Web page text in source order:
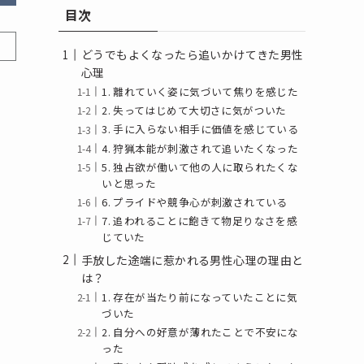
目次
どうでもよくなったら追いかけてきた男性
心理
1. 離れていく姿に気づいて焦りを感じた
2. 失ってはじめて大切さに気がついた
3. 手に入らない相手に価値を感じている
4. 狩猟本能が刺激されて追いたくなった
5. 独占欲が働いて他の人に取られたくな
いと思った
6. プライドや競争心が刺激されている
7. 追われることに飽きて物足りなさを感
じていた
手放した途端に惹かれる男性心理の理由と
は？
1. 存在が当たり前になっていたことに気
づいた
2. 自分への好意が薄れたことで不安にな
った